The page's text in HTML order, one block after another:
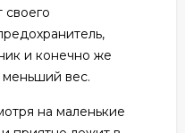
своего
и конечно же
вес.
на маленькие